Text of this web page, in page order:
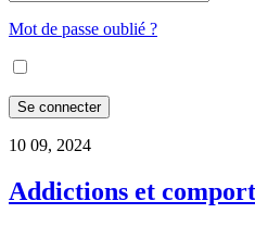
Mot de passe oublié ?
10 09, 2024
Addictions et